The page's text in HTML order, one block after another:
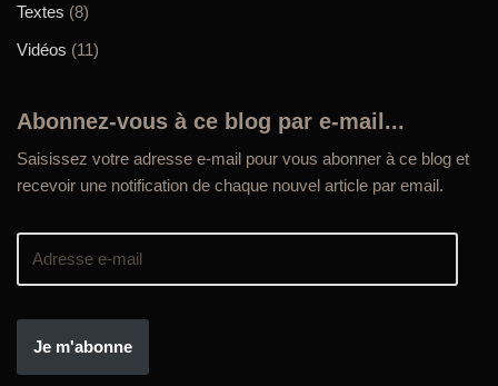
Textes (8)
Vidéos (11)
Abonnez-vous à ce blog par e-mail...
Saisissez votre adresse e-mail pour vous abonner à ce blog et
recevoir une notification de chaque nouvel article par email.
Je m'abonne